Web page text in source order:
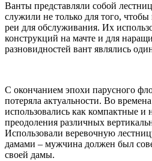
Ванты представляли собой
служили не только для того,
реи для обслуживания. Их
конструкций на мачте и для
разновидностей вант являлись
С окончанием эпохи парусного
потеряла актуальности. Во
использовались как компактные и
преодоления различных
Использовали веревочную
дамами – мужчина должен был
своей дамы.